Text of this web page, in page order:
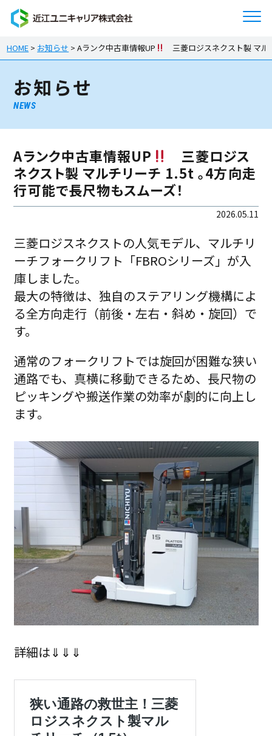
HOME > お知らせ >Aランク中古車情報UP 三菱ロジスネクスト製 マル
お知らせ
NEWS
Aランク中古車情報UP
三菱ロジス
ネクスト製 マルチリーチ 1.5t 。4方向走
行可能で長尺物もスムーズ！
2026.05.11
三菱ロジスネクストの人気モデル、マルチリ
ーチフォークリフト「FBROシリーズ」が入
庫しました。
最大の特徴は、独自のステアリング機構によ
る全方向走行（前後・左右・斜め・旋回）で
す。
通常のフォークリフトでは旋回が困難な狭い
通路でも、真横に移動できるため、長尺物の
ピッキングや搬送作業の効率が劇的に向上し
ます。
詳細は⇓⇓⇓